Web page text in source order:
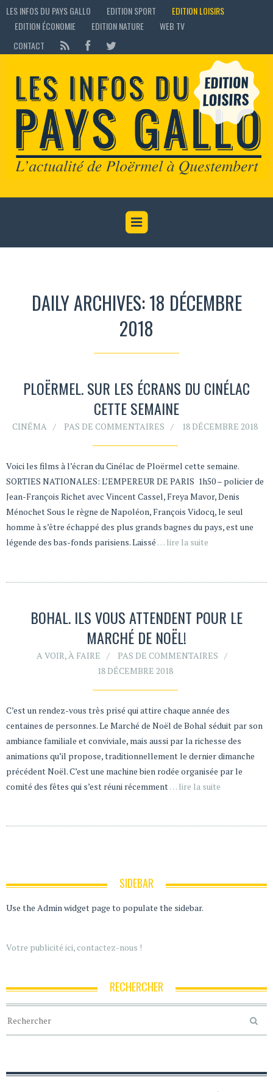
LES INFOS DU PAYS GALLO EDITION SPORT
EDITION LOISIRS
EDITION ÉCONOMIE
EDITION NATURE
WEB TV
CONTACT
DAILY ARCHIVES: 18 DÉCEMBRE
2018
PLOËRMEL. SUR LES ÉCRANS DU CINÉLAC
CETTE SEMAINE
CINÉMA PAS DE COMMENTAIRES 18 DÉCEMBRE 2018
Voici les films à l’écran du Cinélac de Ploërmel cette semaine.
SORTIES NATIONALES: L’EMPEREUR DE PARIS 1h50 – policier de
Jean-François Richet avec Vincent Cassel, Freya Mavor, Denis
Ménochet Sous le règne de Napoléon, François Vidocq, le seul
homme à s’être échappé des plus grands bagnes du pays, est une
légende des bas-fonds parisiens. Laissé … lire la suite
BOHAL. ILS VOUS ATTENDENT POUR LE
MARCHÉ DE NOËL!
A VOIR, À FAIRE
PAS DE COMMENTAIRES
18 DÉCEMBRE 2018
C’est un rendez-vous très prisé qui attire chaque année des
centaines de personnes. Le Marché de Noël de Bohal séduit par son
ambiance familiale et conviviale, mais aussi par la richesse des
animations qu’il propose, traditionnellement le dernier dimanche
précédent Noël. C’est une machine bien rodée organisée par le
comité des fêtes qui s’est réuni récemment… lire la suite
SIDEBAR
Use the Admin widget page to populate the sidebar.
Votre publicité ici, contactez-nous !
RECHERCHER